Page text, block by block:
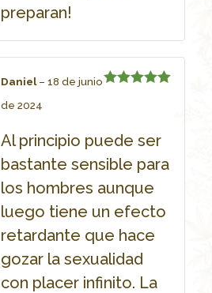
preparan!
Daniel – 18 de junio
de 2024
Al principio puede ser
bastante sensible para
los hombres aunque
luego tiene un efecto
retardante que hace
gozar la sexualidad
con placer infinito. La